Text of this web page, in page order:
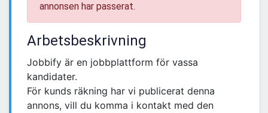
annonsen har passerat.
Arbetsbeskrivning
Jobbify är en jobbplattform för vassa
kandidater.
För kunds räkning har vi publicerat denna
annons, vill du komma i kontakt med den